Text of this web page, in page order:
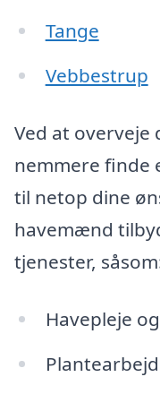
Tange
Vebbestrup
Ved at overveje
nemmere finde
til netop dine
havemænd
tjenester,
Havepleje